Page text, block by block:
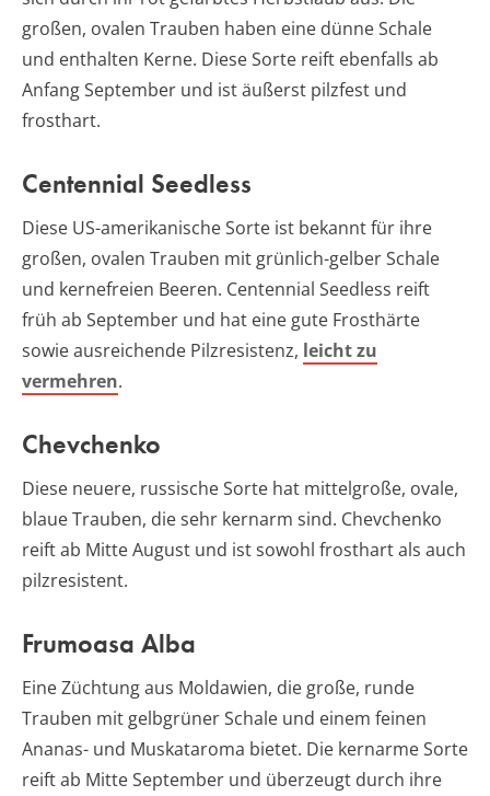
großen, ovalen Trauben haben eine dünne Schale
und enthalten Kerne. Diese Sorte reift ebenfalls ab
Anfang September und ist äußerst pilzfest und
frosthart.
Centennial Seedless
Diese US-amerikanische Sorte ist bekannt für ihre
großen, ovalen Trauben mit grünlich-gelber Schale
und kernefreien Beeren. Centennial Seedless reift
früh ab September und hat eine gute Frosthärte
sowie ausreichende Pilzresistenz, leicht zu
vermehren.
Chevchenko
Diese neuere, russische Sorte hat mittelgroße, ovale,
blaue Trauben, die sehr kernarm sind. Chevchenko
reift ab Mitte August und ist sowohl frosthart als auch
pilzresistent.
Frumoasa Alba
Eine Züchtung aus Moldawien, die große, runde
Trauben mit gelbgrüner Schale und einem feinen
Ananas- und Muskataroma bietet. Die kernarme Sorte
reift ab Mitte September und überzeugt durch ihre